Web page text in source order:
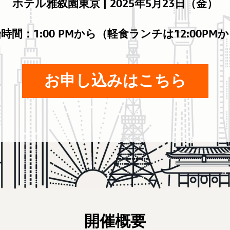
ホテル雅叙園東京 | 2025年5月23日（金）
間：1:00 PMから（軽食ランチは12:00PM
お申し込みはこちら
開催概要